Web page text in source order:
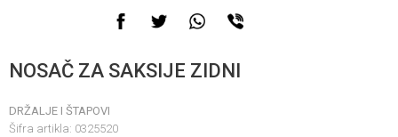
NOSAČ ZA SAKSIJE ZIDNI
DRŽALJE I ŠTAPOVI
Šifra artikla: 0325520